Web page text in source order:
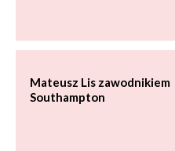
Mateusz Lis zawodnikiem
Southampton